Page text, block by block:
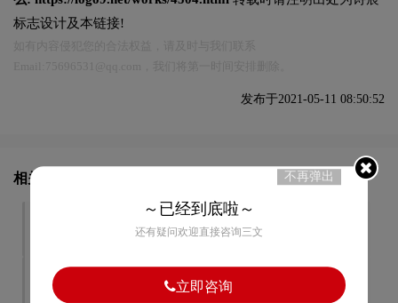
标志设计及本链接!
发布于2021-05-11 08:50:52
相关文章推荐
做企业品牌画册设计的意义
蛋糕店画册设计的特点有哪
些？
如何才算做好一本完整画册
设计？
企业画册设计包含了那些内
容？
不再弹出
～已经到底啦～
还有疑问欢迎直接咨询三文
立即咨询